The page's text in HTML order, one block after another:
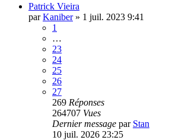
Patrick Vieira
parKaniber» 1 juil. 2023 9:41
1
…
23
24
25
26
27
269 Réponses
264707 Vues
Dernier message par Stan
10 juil. 2026 23:25